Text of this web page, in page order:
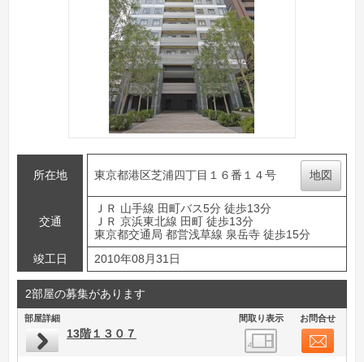
所在地 東京都港区芝浦四丁目１６番１４号 地図
交通
ＪＲ 山手線 田町バス5分 徒歩13分
ＪＲ 京浜東北線 田町 徒歩13分
東京都交通局 都営浅草線 泉岳寺 徒歩15分
竣工日
2010年08月31日
2部屋の募集があります
部屋詳細 間取り表示 お問合せ
13階１３０７